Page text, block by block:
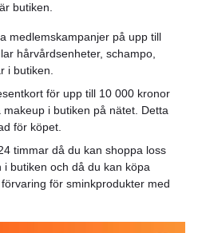
butiken.
medlemskampanjer på upp till
hårvårdsenheter, schampo,
i butiken.
för upp till 10 000 kronor
i butiken på nätet. Detta
för köpet.
timmar då du kan shoppa loss
i butiken och då du kan köpa
för sminkprodukter med